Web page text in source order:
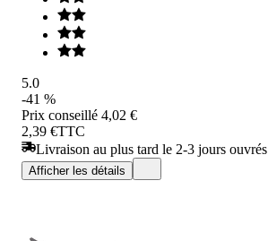
5.0
-41 %
Prix conseillé 4,02 €
2,39 €TTC
Livraison au plus tard le 2-3 jours ouvrés
Afficher les détails